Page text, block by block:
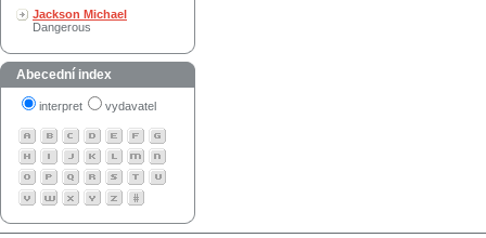
Jackson Michael
Dangerous
Abecední index
interpret vydavatel